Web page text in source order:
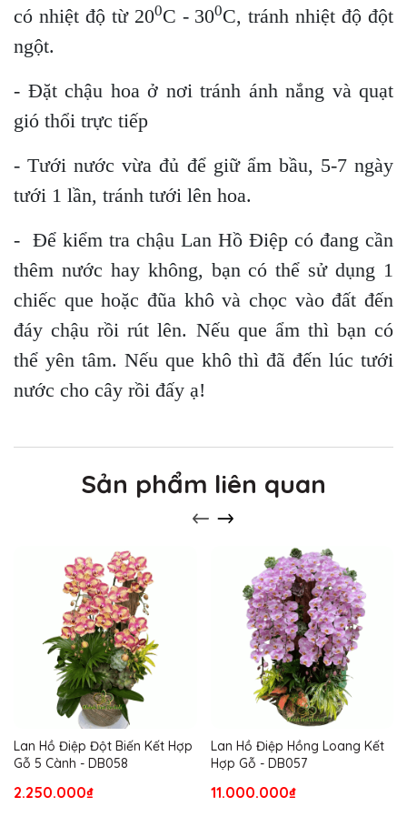
có nhiệt độ từ 200C - 300C, tránh nhiệt độ đột
ngột.
- Đặt chậu hoa ở nơi tránh ánh nắng và quạt
gió thổi trực tiếp
- Tưới nước vừa đủ để giữ ẩm bầu, 5-7 ngày
tưới 1 lần, tránh tưới lên hoa.
- Để kiểm tra chậu Lan Hồ Điệp có đang cần
thêm nước hay không, bạn có thể sử dụng 1
chiếc que hoặc đũa khô và chọc vào đất đến
đáy chậu rồi rút lên. Nếu que ẩm thì bạn có
thể yên tâm. Nếu que khô thì đã đến lúc tưới
nước cho cây rồi đấy ạ!
Sản phẩm liên quan
Lan Hồ Điệp Đột Biến Kết Hợp
Gỗ 5 Cành - DB058
2.250.000₫
Lan Hồ Điệp Hồng Loang Kết
Hợp Gỗ - DB057
11.000.000₫